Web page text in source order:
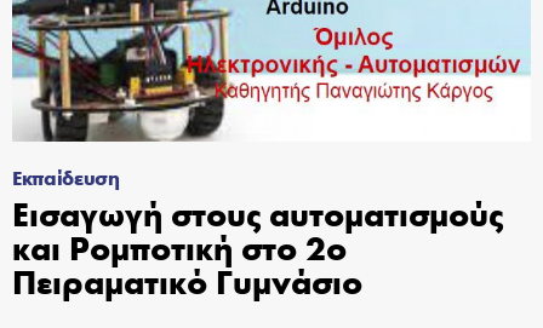
Εκπαίδευση
Εισαγωγή στους αυτοματισμούς
και Ρομποτική στο 2ο
Πειραματικό Γυμνάσιο